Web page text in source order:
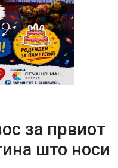
за првиот
што носи